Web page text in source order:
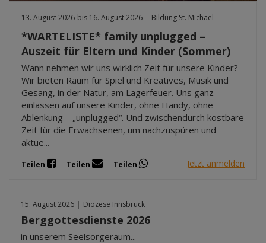
13. August 2026 bis 16. August 2026 | Bildung St. Michael
*WARTELISTE* family unplugged –
Auszeit für Eltern und Kinder (Sommer)
Wann nehmen wir uns wirklich Zeit für unsere Kinder?
Wir bieten Raum für Spiel und Kreatives, Musik und
Gesang, in der Natur, am Lagerfeuer. Uns ganz
einlassen auf unsere Kinder, ohne Handy, ohne
Ablenkung – „unplugged“. Und zwischendurch kostbare
Zeit für die Erwachsenen, um nachzuspüren und
aktue...
Teilen Teilen Teilen Jetzt anmelden
15. August 2026 | Diözese Innsbruck
Berggottesdienste 2026
in unserem Seelsorgeraum...